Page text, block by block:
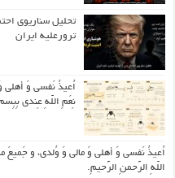
تحلیل سناریوی
ترورعلیه ایران
اُعیذُ نَفسی وَ أهلی
نِعَمِ اللّهِ عِندی
اُعیذُ نَفسی وَ أهلی وَ مالی وَ وُلدی، و جَمیعَ
اللّهِ الرَّحمنِ الرَّحیمِ.